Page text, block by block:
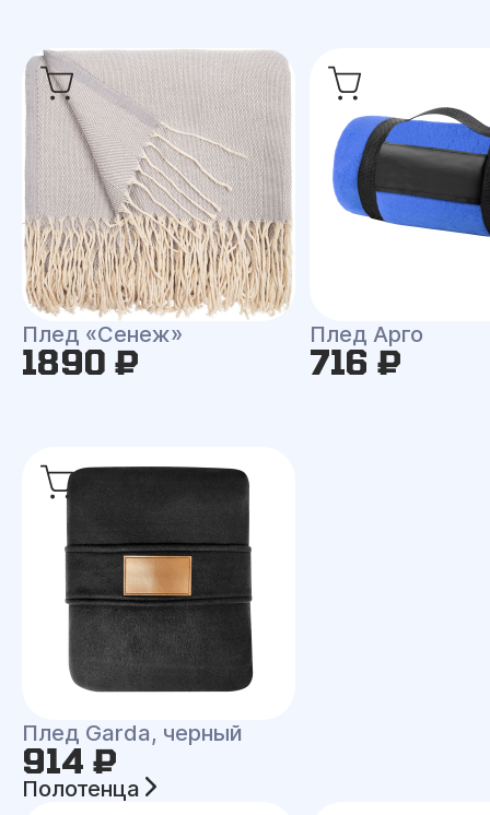
Плед «Сенеж»
1890 ₽
Плед Арго
716 ₽
Плед Garda, черный
914 ₽
Полотенца